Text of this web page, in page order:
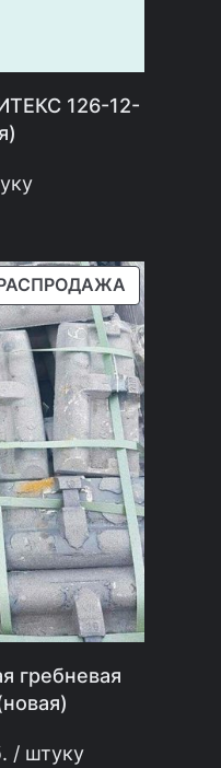
126-12-
П
Р
О
Д
А
В
А
Е
М
Ы
Й
Т
О
гребневая
Т
/ штуку